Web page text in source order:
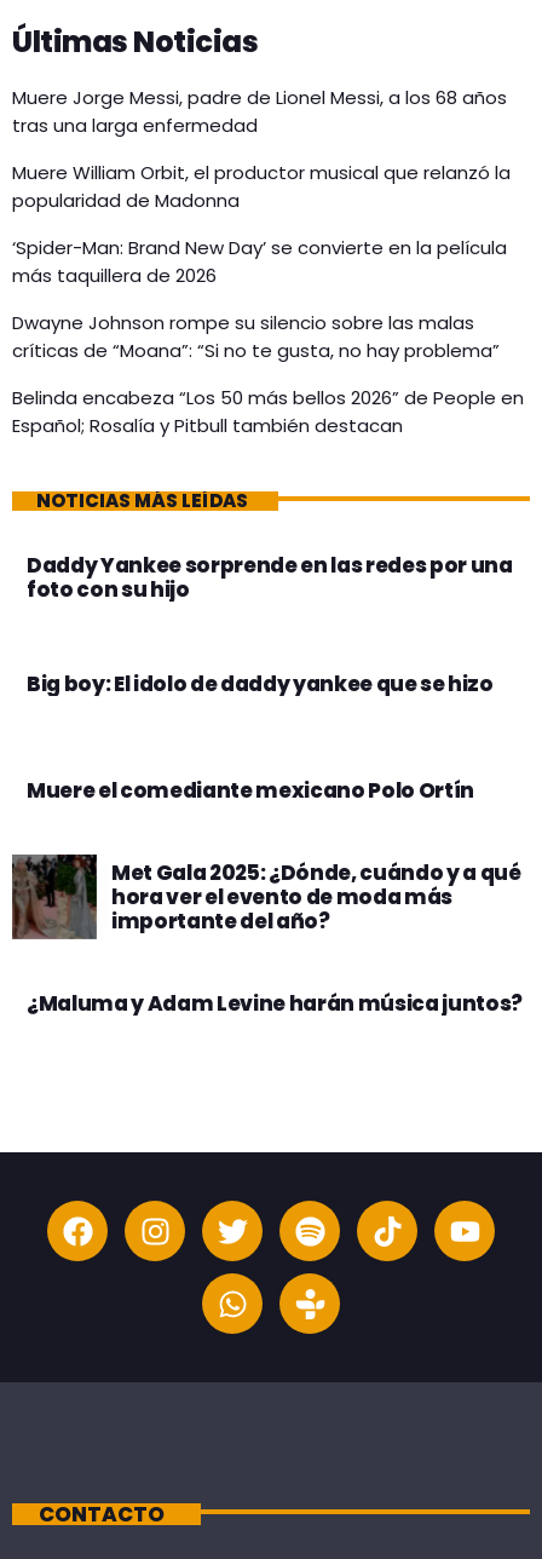
Últimas Noticias
Muere Jorge Messi, padre de Lionel Messi, a los 68 años
tras una larga enfermedad
Muere William Orbit, el productor musical que relanzó la
popularidad de Madonna
‘Spider-Man: Brand New Day’ se convierte en la película
más taquillera de 2026
Dwayne Johnson rompe su silencio sobre las malas
críticas de “Moana”: “Si no te gusta, no hay problema”
Belinda encabeza “Los 50 más bellos 2026” de People en
Español; Rosalía y Pitbull también destacan
NOTICIAS MÁS LEÍDAS
Daddy Yankee sorprende en las redes por una
foto con su hijo
Big boy: El idolo de daddy yankee que se hizo
Muere el comediante mexicano Polo Ortín
Met Gala 2025: ¿Dónde, cuándo y a qué
hora ver el evento de moda más
importante del año?
¿Maluma y Adam Levine harán música juntos?
CONTACTO